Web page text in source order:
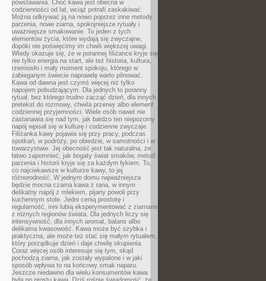
powstawania. Choć kawa jest obecna w
codzienności od lat, wciąż potrafi zaskakiwać.
Można odkrywać ją na nowo poprzez inne metody
parzenia, nowe ziarna, spokojniejsze rytuały i
uważniejsze smakowanie. To jeden z tych
elementów życia, które wydają się zwyczajne,
dopóki nie poświęcimy im chwili większej uwagi.
Wtedy okazuje się, że w porannej filiżance kryje się
nie tylko energia na start, ale też historia, kultura,
rzemiosło i mały moment spokoju, którego w
zabieganym świecie naprawdę warto pilnować.
Kawa od dawna jest czymś więcej niż tylko
napojem pobudzającym. Dla jednych to poranny
rytuał, bez którego trudno zacząć dzień, dla innych
pretekst do rozmowy, chwila przerwy albo element
codziennej przyjemności. Wiele osób nawet nie
zastanawia się nad tym, jak bardzo ten niepozorny
napój wpisał się w kulturę i codzienne zwyczaje.
Filiżanka kawy pojawia się przy pracy, podczas
spotkań, w podróży, po obiedzie, w samotności i w
towarzystwie. Jej obecność jest tak naturalna, że
łatwo zapomnieć, jak bogaty świat smaków, metod
parzenia i historii kryje się za każdym łykiem. To,
co najciekawsze w kulturze kawy, to jej
różnorodność. W jednym domu najważniejsza
będzie mocna czarna kawa z rana, w innym
delikatny napój z mlekiem, pijany powoli przy
kuchennym stole. Jedni cenią prostotę i
regularność, inni lubią eksperymentować z ziarnami
z różnych regionów świata. Dla jednych liczy się
intensywność, dla innych aromat, balans albo
delikatna kwasowość. Kawa może być szybka i
praktyczna, ale może też stać się małym rytuałem,
który porządkuje dzień i daje chwilę skupienia.
Coraz więcej osób interesuje się tym, skąd
pochodzą ziarna, jak zostały wypalone i w jaki
sposób wpływa to na końcowy smak naparu.
Jeszcze niedawno dla wielu konsumentów kawa